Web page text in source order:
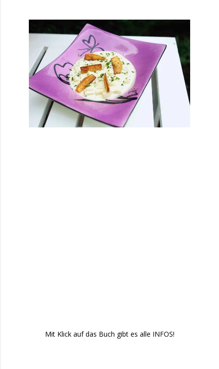
Mit Klick auf das Buch gibt es alle INFOS!